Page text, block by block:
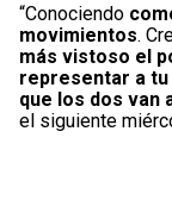
“Conociendo
movimientos.
más vistoso el
representar a tu
que los dos van
el siguiente